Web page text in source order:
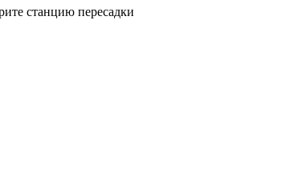
станцию пересадки